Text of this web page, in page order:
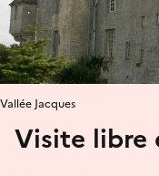
Visite libre
Vallée Jacques